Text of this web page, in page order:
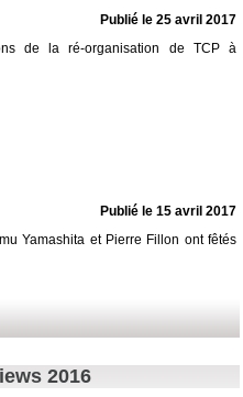
Publié le 25 avril 2017
de la ré-organisation de TCP à
Publié le 15 avril 2017
Yamashita et Pierre Fillon ont fêtés
2016